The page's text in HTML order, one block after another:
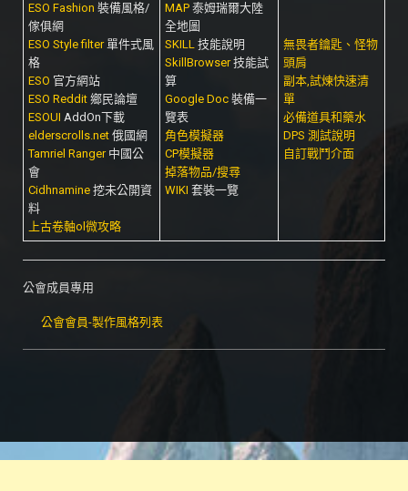
ESO Fashion 裝備風格/
傢俱網
ESO Style filter單件式風
格
ESO 官方網站
ESO Reddit 鄉民論壇
ESOUI AddOn下載
elderscrolls.net 俄國網
Tamriel Ranger中國公
會
Cidhnamine 挖未公開資
料
上古卷軸ol微攻略
MAP 泰姆瑞爾大陸
全地圖
SKILL 技能說明
SkillBrowser技能試
算
Google Doc 裝備一
覽表
角色模擬器
CP模擬器
掉落物品/搜尋
WIKI 套裝一覽
無畏者鑰匙、怪物
頭肩
副本,試煉快速清
單
必備道具和藥水
DPS 測試說明
自訂戰鬥介面
公會成員專用
公會會員-製作風格列表